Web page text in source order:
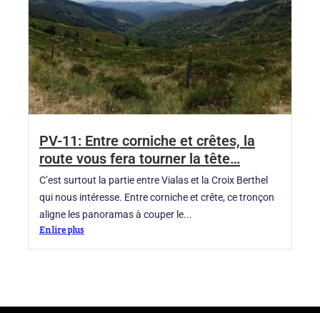
PV-11: Entre corniche et crêtes, la
route vous fera tourner la tête…
C’est surtout la partie entre Vialas et la Croix Berthel
qui nous intéresse. Entre corniche et crête, ce tronçon
aligne les panoramas à couper le...
En lire plus